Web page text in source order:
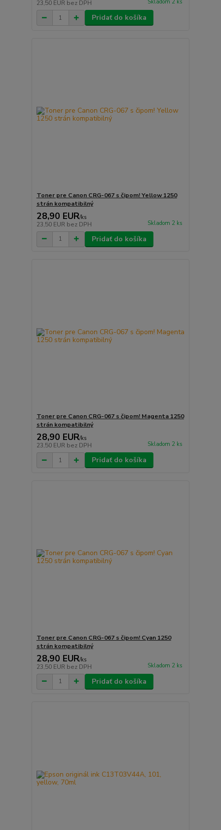
23,50 EUR bez DPH Skladom 2 ks
Pridať do košíka
Toner pre Canon CRG-067 s čipom! Yellow 1250
strán kompatibilný
28,90 EUR/ks
23,50 EUR bez DPH Skladom 2 ks
Pridať do košíka
Toner pre Canon CRG-067 s čipom! Magenta 1250
strán kompatibilný
28,90 EUR/ks
23,50 EUR bez DPH Skladom 2 ks
Pridať do košíka
Toner pre Canon CRG-067 s čipom! Cyan 1250
strán kompatibilný
28,90 EUR/ks
23,50 EUR bez DPH Skladom 2 ks
Pridať do košíka